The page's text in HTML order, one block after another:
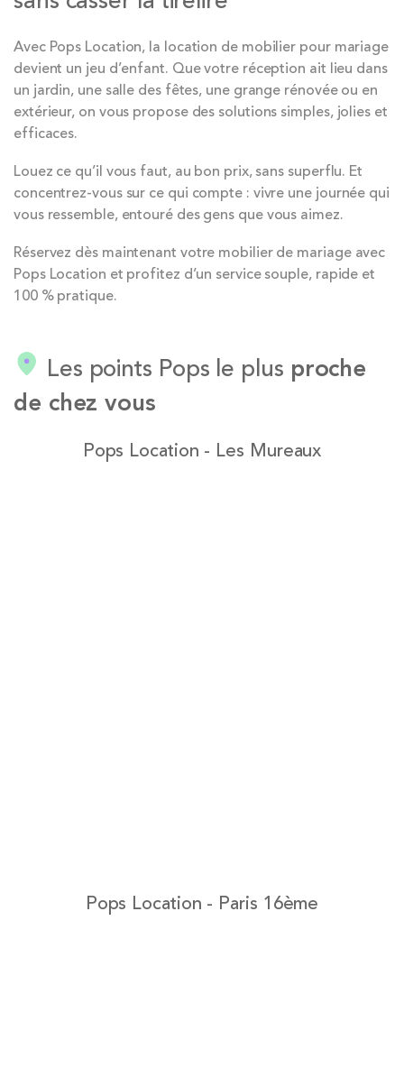
Avec Pops Location, la location de mobilier pour mariage
devient un jeu d’enfant. Que votre réception ait lieu dans
un jardin, une salle des fêtes, une grange rénovée ou en
extérieur, on vous propose des solutions simples, jolies et
efficaces.
Louez ce qu’il vous faut, au bon prix, sans superflu. Et
concentrez-vous sur ce qui compte : vivre une journée qui
vous ressemble, entouré des gens que vous aimez.
Réservez dès maintenant votre mobilier de mariage avec
Pops Location et profitez d’un service souple, rapide et
100 % pratique.
Les points Pops le plus proche
de chez vous
Pops Location - Les Mureaux
Pops Location - Paris 16ème